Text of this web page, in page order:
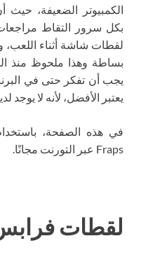
الكمبيوتر الضعيفة، حيث
بكل سرور التقاط مراجعات
لقطات شاشة أثناء اللعب،
بساطة وهذا ملحوظ منذ
يجب أن تفكر حتى في
يعتبر الأفضل، لأنه لا يوجد
في هذه الصفحة،
Fraps عبر التورنت مجانًا.
لقطات